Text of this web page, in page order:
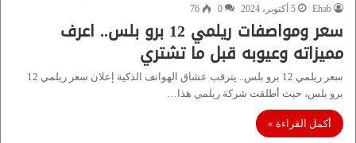
Ehab 5 أكتوبر، 2024 0
76
سعر ومواصفات ريلمي 12 برو بلس.. اعرف
مميزاته وعيوبه قبل ما تشتري
سعر ريلمي 12 برو بلس.. يترقب عشاق الهواتف الذكية إعلان سعر ريلمي 12
برو بلس، حيث أطلقت شركة ريلمي هذا…
أكمل القراءة »